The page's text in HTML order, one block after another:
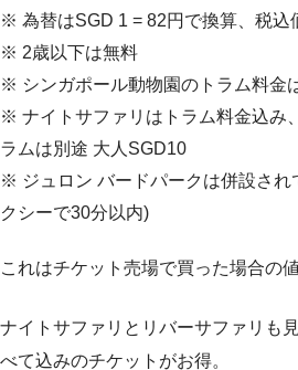
※ 為替はSGD 1 = 82円で換算、税込
※ 2歳以下は無料
※ シンガポール動物園のトラム料金
※ ナイトサファリはトラム料金込み
ラムは別途 大人SGD10
※ ジュロン バードパークは併設され
クシーで30分以内)
これはチケット売場で買った場合の値
ナイトサファリとリバーサファリも
べて込みのチケットがお得。